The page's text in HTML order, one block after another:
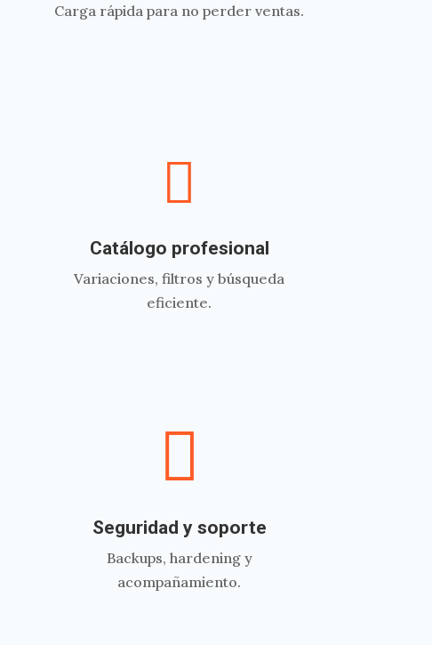
Carga rápida para no perder ventas.

Catálogo profesional
Variaciones, filtros y búsqueda
eficiente.

Seguridad y soporte
Backups, hardening y
acompañamiento.